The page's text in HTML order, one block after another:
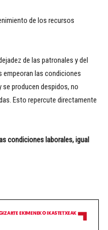
de los recursos
de las patronales y del
empeoran las condiciones
producen despidos, no
Esto repercute directamente
condiciones laborales, igual